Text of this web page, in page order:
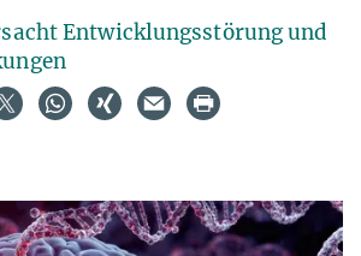
Entwicklungsstörung und